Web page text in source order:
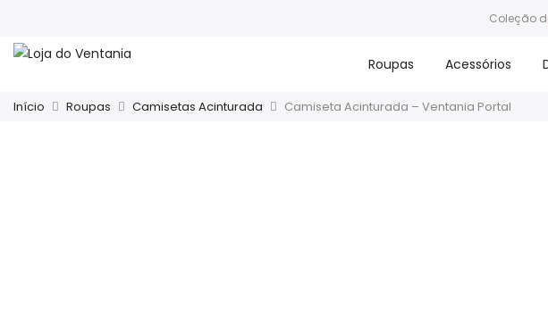
Coleção
Roupas Acessórios
Início Roupas Camisetas Acinturada Camiseta Acinturada – Ventania Portal